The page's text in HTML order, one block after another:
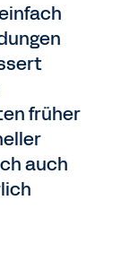
früher
auch